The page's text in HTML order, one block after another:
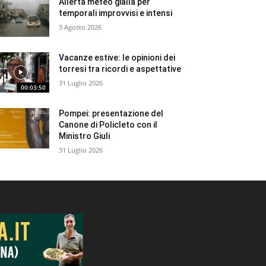
temporali improvvisi e intensi
3 Agosto 2026
00:03:50
Vacanze estive: le opinioni dei
torresi tra ricordi e aspettative
31 Luglio 2026
Pompei: presentazione del
Canone di Policleto con il
Ministro Giuli
31 Luglio 2026